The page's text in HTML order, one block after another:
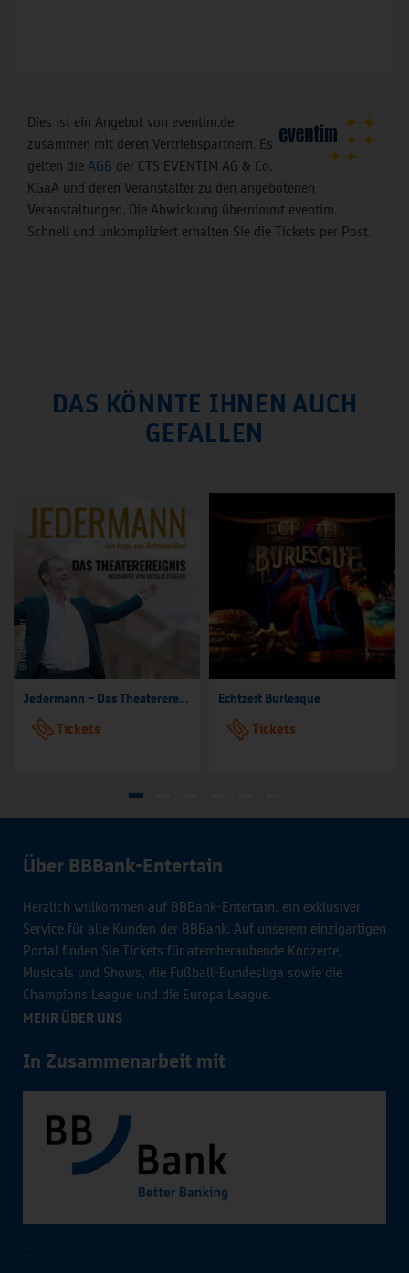
Dies ist ein Angebot von eventim.de
zusammen mit deren Vertriebspartnern. Es
gelten die AGB der CTS EVENTIM AG & Co.
KGaA und deren Veranstalter zu den angebotenen
Veranstaltungen. Die Abwicklung übernimmt eventim.
Schnell und unkompliziert erhalten Sie die Tickets per Post.
DAS KÖNNTE IHNEN AUCH
GEFALLEN
Jedermann – Das Theaterereignis
Tickets
Echtzeit Burlesque
Tickets
Über BBBank-Entertain
Herzlich willkommen auf BBBank-Entertain, ein exklusiver
Service für alle Kunden der BBBank. Auf unserem einzigartigen
Portal finden Sie Tickets für atemberaubende Konzerte,
Musicals und Shows, die Fußball-Bundesliga sowie die
Champions League und die Europa League.
MEHR ÜBER UNS
In Zusammenarbeit mit